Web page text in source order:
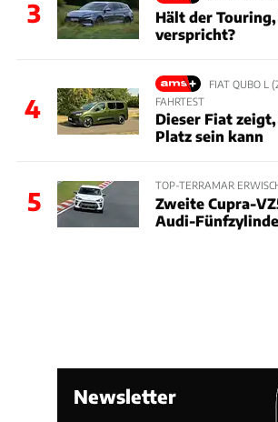
3
Hält der
verspricht?
4
FIAT QUBO L
FAHRTEST
Dieser Fiat
Platz sein kann
5
TOP-TERRAMAR
Zweite Cupra-
Audi-
Newsletter